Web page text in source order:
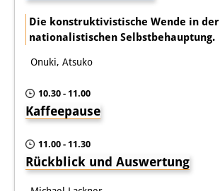
Die konstruktivistische Wende in der
nationalistischen Selbstbehauptung.
Onuki, Atsuko
10.30 - 11.00
Kaffeepause
11.00 - 11.30
Rückblick und Auswertung